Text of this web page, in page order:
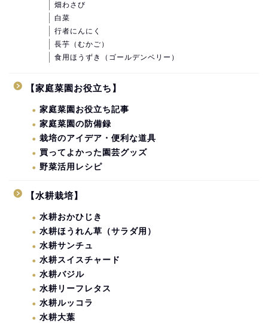
畑わさび
白菜
行者にんにく
長芋（むかご）
食用ほうずき（ゴールデンベリー）
【家庭菜園お役立ち】
家庭菜園お役立ち記事
家庭菜園の防備録
栽培のアイデア・便利な道具
買ってよかった園芸グッズ
野菜活用レシピ
【水耕栽培】
水耕おかひじき
水耕ほうれん草（サラダ用）
水耕サンチュ
水耕スイスチャード
水耕バジル
水耕リーフレタス
水耕ルッコラ
水耕大葉